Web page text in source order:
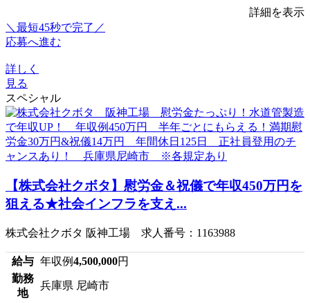
詳細を表示
＼最短45秒で完了／
応募へ進む
詳しく
見る
スペシャル
【株式会社クボタ】慰労金＆祝儀で年収450万円を
狙える★社会インフラを支え...
株式会社クボタ 阪神工場 求人番号：1163988
給与 年収例4,500,000円
勤務
地
兵庫県 尼崎市